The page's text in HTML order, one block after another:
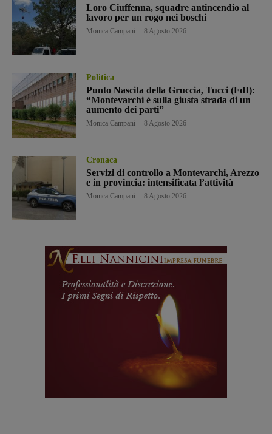
Loro Ciuffenna, squadre antincendio al
lavoro per un rogo nei boschi
Monica Campani 8 Agosto 2026
Politica
Punto Nascita della Gruccia, Tucci (FdI):
“Montevarchi è sulla giusta strada di un
aumento dei parti”
Monica Campani 8 Agosto 2026
Cronaca
Servizi di controllo a Montevarchi, Arezzo
e in provincia: intensificata l’attività
Monica Campani 8 Agosto 2026